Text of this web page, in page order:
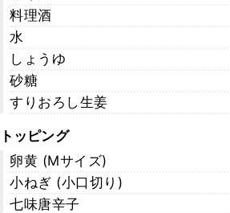
料理酒
水
しょうゆ
砂糖
すりおろし生姜
トッピング
卵黄 (Mサイズ)
小ねぎ (小口切り)
七味唐辛子